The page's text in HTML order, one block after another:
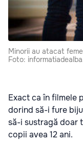
Minorii au atacat
Foto:
Exact ca în filmele
dorind să-i fure
să-i sustragă doar
copii avea 12 ani.